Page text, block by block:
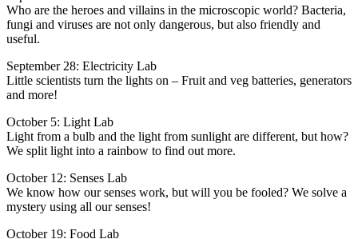
Who are the heroes and villains in the microscopic world? Bacteria,
fungi and viruses are not only dangerous, but also friendly and
useful.
September 28: Electricity Lab
Little scientists turn the lights on – Fruit and veg batteries, generators
and more!
October 5: Light Lab
Light from a bulb and the light from sunlight are different, but how?
We split light into a rainbow to find out more.
October 12: Senses Lab
We know how our senses work, but will you be fooled? We solve a
mystery using all our senses!
October 19: Food Lab